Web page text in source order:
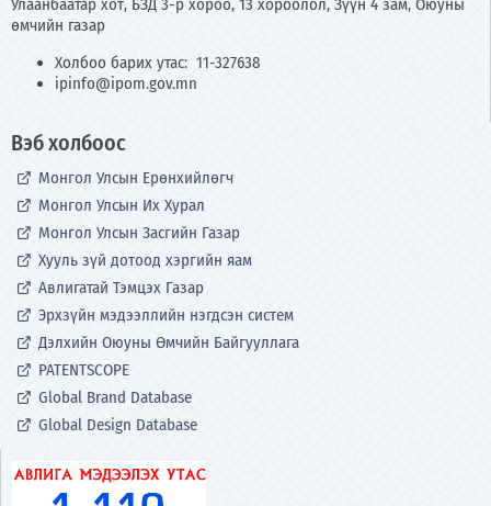
өмчийн газар
Холбоо барих утас: 11-327638
ipinfo@ipom.gov.mn
Вэб холбоос
Монгол Улсын Ерөнхийлөгч
Монгол Улсын Их Хурал
Монгол Улсын Засгийн Газар
Хууль зүй дотоод хэргийн яам
Авлигатай Тэмцэх Газар
Эрхзүйн мэдээллийн нэгдсэн систем
Дэлхийн Оюуны Өмчийн Байгууллага
PATENTSCOPE
Global Brand Database
Global Design Database